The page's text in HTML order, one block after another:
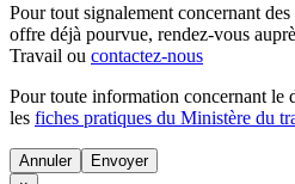
Pour tout signalement concernant des
offre déjà pourvue, rendez-vous
Travail ou contactez-nous
Pour toute information concernant le
les fiches pratiques du Ministère du
Annuler